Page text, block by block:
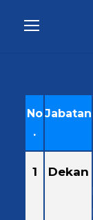
No
.
Jabatan
1 Dekan